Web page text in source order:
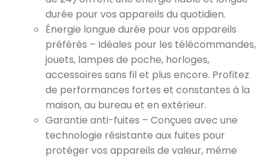
durée pour vos appareils du quotidien.
Énergie longue durée pour vos appareils
préférés – Idéales pour les télécommandes,
jouets, lampes de poche, horloges,
accessoires sans fil et plus encore. Profitez
de performances fortes et constantes à la
maison, au bureau et en extérieur.
Garantie anti-fuites – Conçues avec une
technologie résistante aux fuites pour
protéger vos appareils de valeur, même